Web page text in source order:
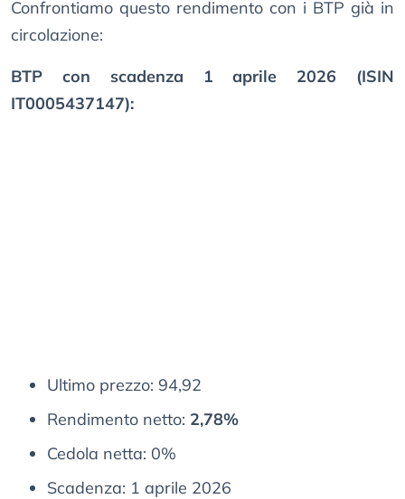
Confrontiamo questo rendimento con i BTP già in
circolazione:
BTP con scadenza 1 aprile 2026 (ISIN
IT0005437147):
Ultimo prezzo: 94,92
Rendimento netto: 2,78%
Cedola netta: 0%
Scadenza: 1 aprile 2026